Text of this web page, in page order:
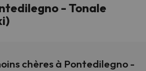
- Tonale
chères à Pontedilegno -